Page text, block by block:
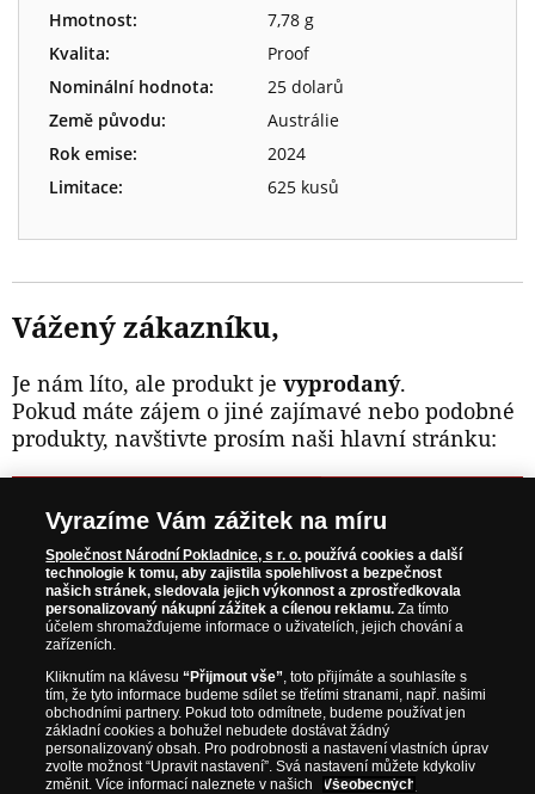
Hmotnost:
7,78 g
Kvalita:
Proof
Nominální hodnota:
25 dolarů
Země původu:
Austrálie
Rok emise:
2024
Limitace:
625 kusů
Vážený zákazníku,
Je nám líto, ale produkt je vyprodaný.
Pokud máte zájem o jiné zajímavé nebo podobné
produkty, navštivte prosím naši hlavní stránku:
NAVŠTIVTE ZAJÍMAVÉ PRODUKTY NA
WWW.NARODNIPOKLADNICE.CZ
Prosím informujte mě, jakmile bude produkt opět skladem.
NAŠE ZÁRUKY
Bezpečný nákup
Vyrazíme Vám zážitek na míru
Společnost Národní Pokladnice, s r. o. používá cookies a další
technologie k tomu, aby zajistila spolehlivost a bezpečnost
našich stránek, sledovala jejich výkonnost a zprostředkovala
personalizovaný nákupní zážitek a cílenou reklamu. Za tímto
účelem shromažďujeme informace o uživatelích, jejich chování a
zařízeních.
Kliknutím na klávesu“Přijmout vše”, toto přijímáte a souhlasíte s
tím, že tyto informace budeme sdílet se třetími stranami, např. našimi
obchodními partnery. Pokud toto odmítnete, budeme používat jen
základní cookies a bohužel nebudete dostávat žádný
personalizovaný obsah. Pro podrobnosti a nastavení vlastních úprav
zvolte možnost “Upravit nastavení”. Svá nastavení můžete kdykoliv
změnit. Více informací naleznete v našich
Všeobecných